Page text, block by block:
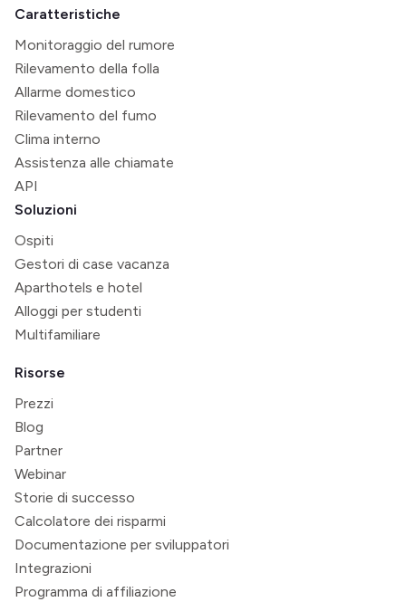
Caratteristiche
Monitoraggio del rumore
Rilevamento della folla
Allarme domestico
Rilevamento del fumo
Clima interno
Assistenza alle chiamate
API
Soluzioni
Ospiti
Gestori di case vacanza
Aparthotels e hotel
Alloggi per studenti
Multifamiliare
Risorse
Prezzi
Blog
Partner
Webinar
Storie di successo
Calcolatore dei risparmi
Documentazione per sviluppatori
Integrazioni
Programma di affiliazione